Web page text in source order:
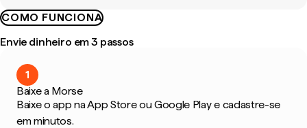
COMO FUNCIONA
Envie dinheiro em 3 passos
1
Baixe a Morse
Baixe o app na App Store ou Google Play e cadastre-se
em minutos.